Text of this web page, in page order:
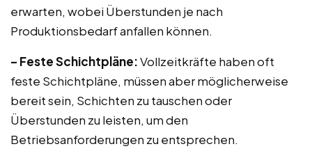
erwarten, wobei Überstunden je nach
Produktionsbedarf anfallen können.
– Feste Schichtpläne:Vollzeitkräfte haben oft
feste Schichtpläne, müssen aber möglicherweise
bereit sein, Schichten zu tauschen oder
Überstunden zu leisten, um den
Betriebsanforderungen zu entsprechen.